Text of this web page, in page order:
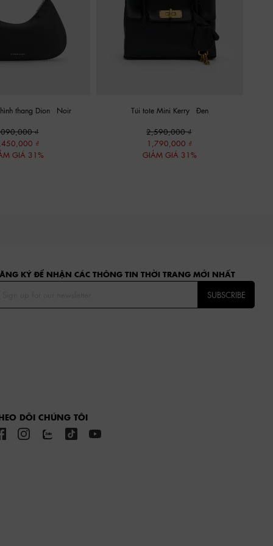
thang Dion
Noir
GIÁ 31%
Túi tote Mini Kerry
Đen
2,590,000
1,790,000
GIẢM GIÁ 31%
KÝ ĐỂ NHẬN CÁC THÔNG TIN THỜI TRANG MỚI NHẤT
SUBSCRIBE
DÕI CHÚNG TÔI